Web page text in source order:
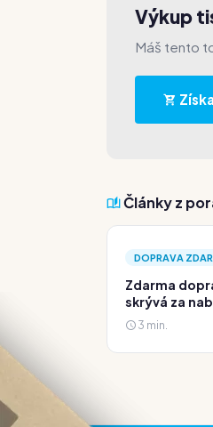
Výkup
Máš tento
Články z
DOPRAVA
Zdarma
skrývá za
3 min.